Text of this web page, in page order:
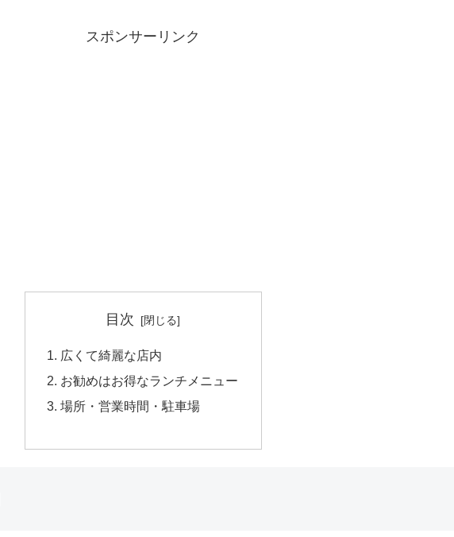
スポンサーリンク
目次
広くて綺麗な店内
お勧めはお得なランチメニュー
場所・営業時間・駐車場